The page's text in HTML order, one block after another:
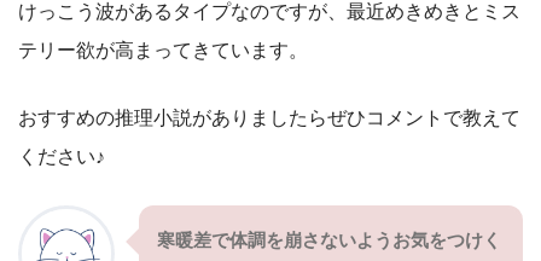
けっこう波があるタイプなのですが、最近めきめきとミス
テリー欲が高まってきています。
おすすめの推理小説がありましたらぜひコメントで教えて
ください♪
寒暖差で体調を崩さないようお気をつけく